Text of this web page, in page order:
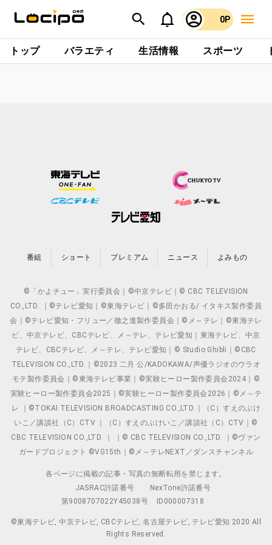
0P
トップ バラエティ 生活情報 スポーツ
番組 ショート プレミアム ニュース よみもの
©「かよチュー」実行委員会｜©中京テレビ｜© CBC TELEVISION
CO.,LTD. ｜©テレビ愛知｜©東海テレビ｜©多田かおる/ イタキス製作委員
会｜©テレビ愛知・フリュー／徹之進製作委員会｜©メ～テレ｜©東海テレ
ビ、中京テレビ、CBCテレビ、メ～テレ、テレビ愛知｜東海テレビ、中京
テレビ、CBCテレビ、メ～テレ、テレビ愛知｜© Studio Ghibli｜©CBC
TELEVISION CO.,LTD.｜©2023 二月 公/KADOKAWA/声優ラジオのウラオ
モテ製作委員会｜©東海テレビ事業｜©実験ヒーロー製作委員会2024｜©
実験ヒーロー製作委員会2025｜©実験ヒーロー製作委員会2026｜©メ～テ
レ ｜©TOKAI TELEVISION BROADCASTING CO.,LTD.｜（C）すえのぶけ
いこ／講談社（C）CTV ｜（C）すえのぶけいこ／講談社（C）CTV｜©
CBC TELEVISION CO.,LTD. ｜ ｜© CBC TELEVISION CO.,LTD. ｜©ヴァン
ガードプロジェクト ©VG15th｜©メ～テレNEXT／ダンスチャンネル
各ページに掲載の記事・写真の無断転用を禁じます。
JASRAC許諾番号
NexTone許諾番号
第9008707022Y45038号
ID000007318
©東海テレビ, 中京テレビ, CBCテレビ, 名古屋テレビ, テレビ愛知 2020 All
Rights Reserved.